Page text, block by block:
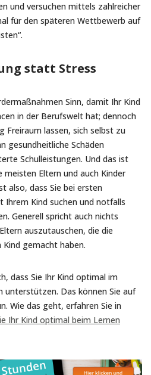
und versuchen mittels zahlreicher
für den späteren Wettbewerb auf
statt Stress
Sinn, damit Ihr Kind
in der Berufswelt hat; dennoch
Freiraum lassen, sich selbst zu
gesundheitliche Schäden
Schulleistungen. Und das ist
meisten Eltern und auch Kinder
also, dass Sie bei ersten
Ihrem Kind suchen und notfalls
Generell spricht auch nichts
auszutauschen, die die
gemacht haben.
dass Sie Ihr Kind optimal im
unterstützen. Das können Sie auf
Wie das geht, erfahren Sie in
Ihr Kind optimal beim Lernen